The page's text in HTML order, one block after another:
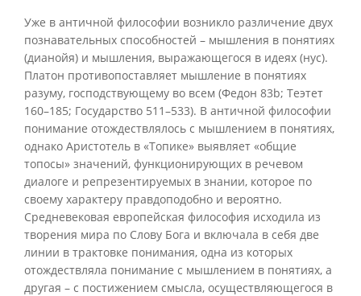
Уже в античной философии возникло различение двух
познавательных способностей – мышления в понятиях
(дианойя) и мышления, выражающегося в идеях (нус).
Платон противопоставляет мышление в понятиях
разуму, господствующему во всем (Федон 83b; Теэтет
160–185; Государство 511–533). В античной философии
понимание отождествлялось с мышлением в понятиях,
однако Аристотель в «Топике» выявляет «общие
топосы» значений, функционирующих в речевом
диалоге и репрезентируемых в знании, которое по
своему характеру правдоподобно и вероятно.
Средневековая европейская философия исходила из
творения мира по Слову Бога и включала в себя две
линии в трактовке понимания, одна из которых
отождествляла понимание с мышлением в понятиях, а
другая – с постижением смысла, осуществляющегося в